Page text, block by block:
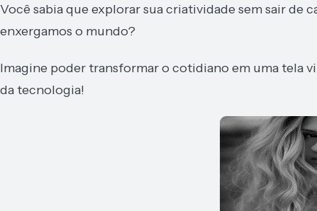
Você sabia que explorar sua criatividade sem sair de
enxergamos o mundo?
Imagine poder transformar o cotidiano em uma tela
da tecnologia!